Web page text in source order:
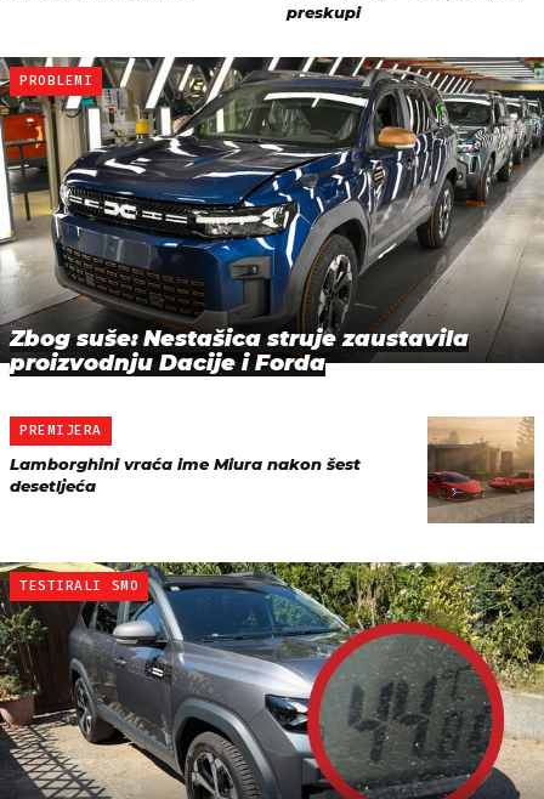
PROBLEMI
Zbog suše: Nestašica struje zaustavila
proizvodnju Dacije i Forda
PREMIJERA
Lamborghini vraća ime Miura nakon šest
desetljeća
TESTIRALI SMO